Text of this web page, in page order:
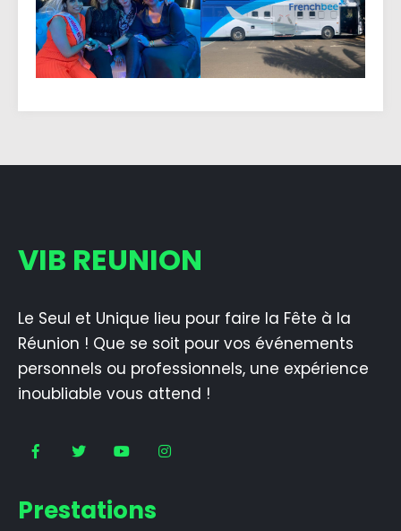
VIB REUNION
Le Seul et Unique lieu pour faire la Fête à la
Réunion ! Que se soit pour vos événements
personnels ou professionnels, une expérience
inoubliable vous attend !
Prestations